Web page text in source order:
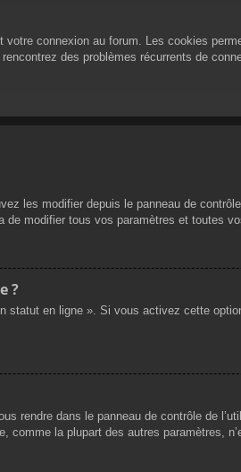
connexion au forum. Les cookies
des problèmes récurrents de
les modifier depuis le panneau de
de modifier tous vos paramètres et toutes
?
statut en ligne ». Si vous activez cette
rendre dans le panneau de contrôle de
la plupart des autres paramètres,